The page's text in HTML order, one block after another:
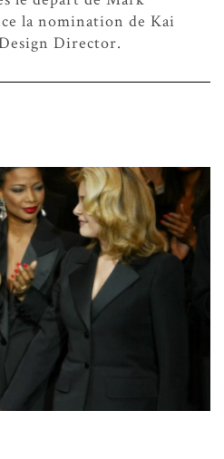
la nomination de Kai
Director.